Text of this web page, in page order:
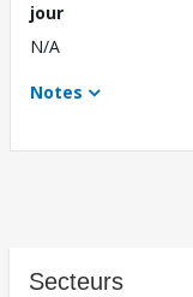
jour
N/A
Notes
Secteurs